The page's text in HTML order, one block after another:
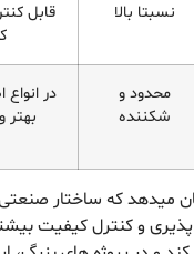
نسبتا بالا
قابل
محدود و
شکننده
در
بهتر
میدهد که ساختار صنعتی
و کنترل کیفیت